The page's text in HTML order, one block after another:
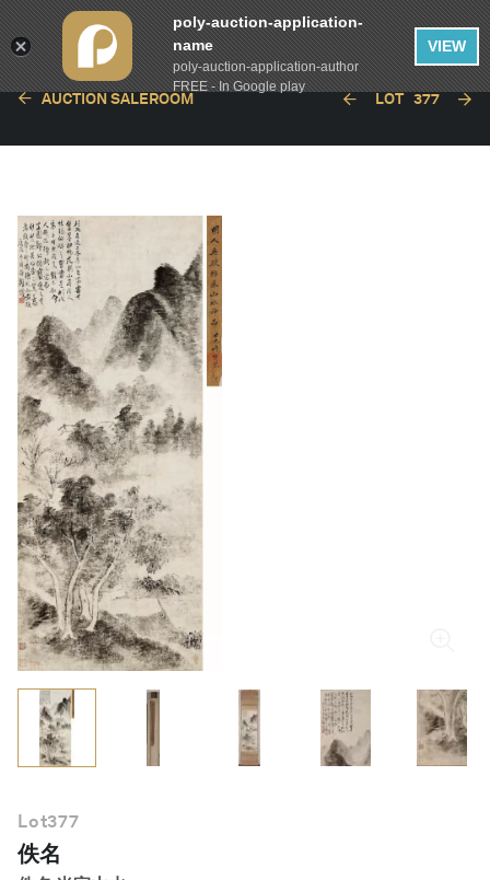
繁體中文
AUCTION SALEROOM LOT 377
Lot377
佚名
poly-auction-application-
name
poly-auction-application-author
FREE - In Google play
VIEW